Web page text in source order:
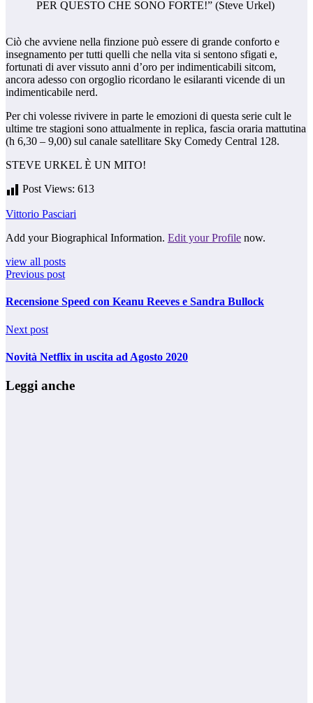
PER QUESTO CHE SONO FORTE!” (Steve Urkel)
Ciò che avviene nella finzione può essere di grande conforto e
insegnamento per tutti quelli che nella vita si sentono sfigati e,
fortunati di aver vissuto anni d’oro per indimenticabili sitcom,
ancora adesso con orgoglio ricordano le esilaranti vicende di un
indimenticabile nerd.
Per chi volesse rivivere in parte le emozioni di questa serie cult le
ultime tre stagioni sono attualmente in replica, fascia oraria mattutina
(h 6,30 – 9,00) sul canale satellitare Sky Comedy Central 128.
STEVE URKEL È UN MITO!
Post Views: 613
Vittorio Pasciari
Add your Biographical Information. Edit your Profile now.
view all posts
Previous post
Recensione Speed con Keanu Reeves e Sandra Bullock
Next post
Novità Netflix in uscita ad Agosto 2020
Leggi anche